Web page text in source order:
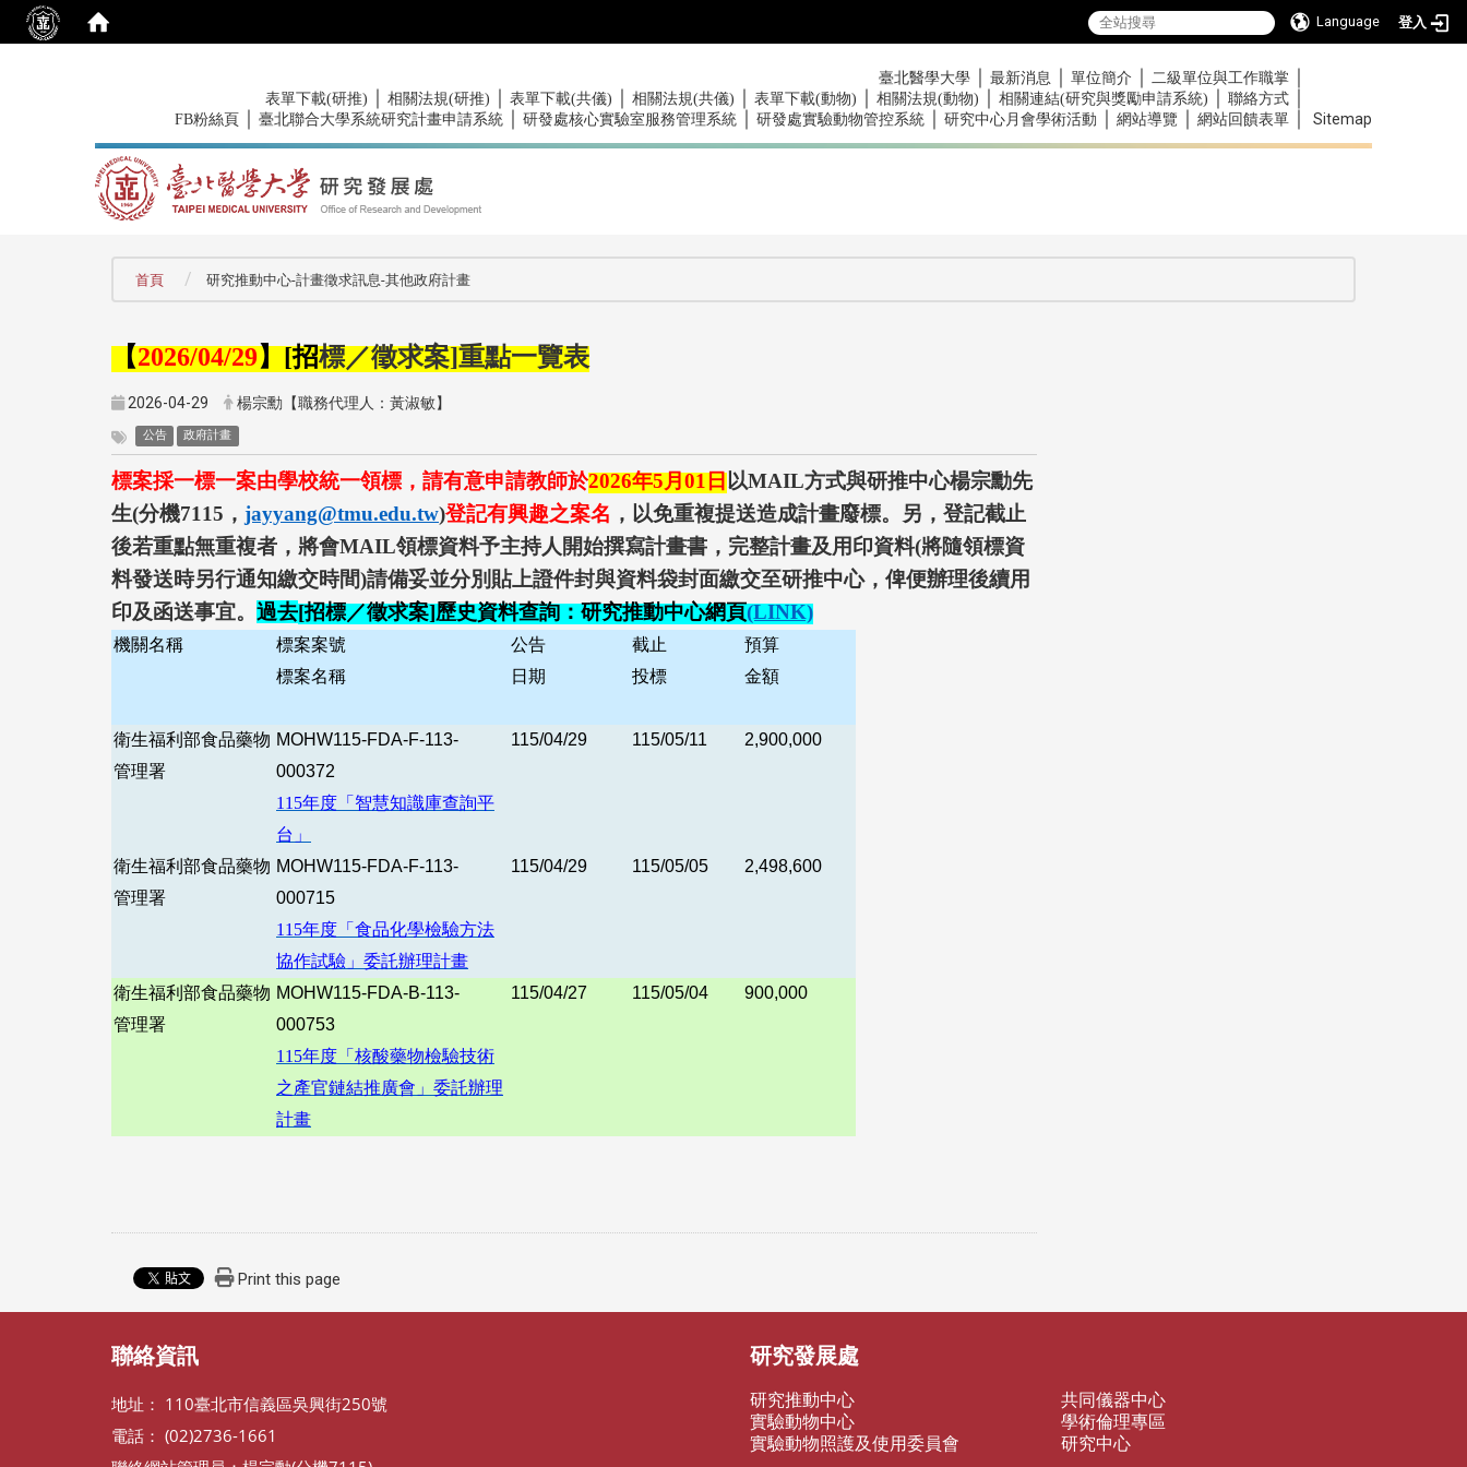
Language 登入
臺北醫學大學 最新消息 單位簡介 二級單位與工作職掌
表單下載(研推) 相關法規(研推) 表單下載(共儀) 相關法規(共儀) 表單下載(動物) 相關法規(動物) 相關連結(研究與獎勵申請系統) 聯絡方式
FB粉絲頁 臺北聯合大學系統研究計畫申請系統 研發處核心實驗室服務管理系統 研發處實驗動物管控系統 研究中心月會學術活動 網站導覽 網站回饋表單 Sitemap
首頁 研究推動中心-計畫徵求訊息-其他政府計畫
【2026/04/29】 [招標／徵求案]重點一覽表
2026-04-29 楊宗勳【職務代理人：黃淑敏】
公告 政府計畫
標案採一標一案由學校統一領標，請有意申請教師於2026年5月01日以MAIL方式與研推中心楊宗勳先
生(分機7115 ， jayyang@tmu.edu.tw)登記有興趣之案名 ，以免重複提送造成計畫廢標。另，登記截止
後若重點無重複者，將會MAIL領標資料予主持人開始撰寫計畫書，完整計畫及用印資料(將隨領標資
料發送時另行通知繳交時間)請備妥並分別貼上證件封與資料袋封面繳交至研推中心，俾便辦理後續用
印及函送事宜。 過去[招標／徵求案]歷史資料查詢：研究推動中心網頁(LINK)
機關名稱 標案案號 公告 截止
預算
標案名稱
日期 投標 金額
衛生福利部食品藥物
管理署
MOHW115-FDA-F-113-
000372
115/04/29 115/05/11 2,900,000
115年度「智慧知識庫查詢平
台」
衛生福利部食品藥物
管理署
MOHW115-FDA-F-113-
000715
115/04/29 115/05/05 2,498,600
115年度「食品化學檢驗方法
協作試驗」委託辦理計畫
衛生福利部食品藥物
管理署
MOHW115-FDA-B-113-
000753
115/04/27 115/05/04 900,000
115年度「核酸藥物檢驗技術
之產官鏈結推廣會」委託辦理
計畫
Print this page
聯絡資訊
地址： 110臺北市信義區吳興街250號
電話： (02)2736-1661
研究發展處
研究推動中心
共同儀器中心
實驗動物中心
學術倫理專區
實驗動物照護及使用委員會
研究中心